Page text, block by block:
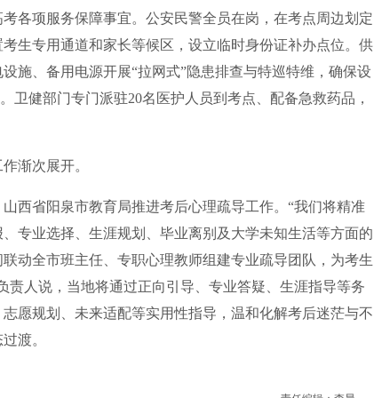
各项服务保障事宜。公安民警全员在岗，在考点周边划定
生专用通道和家长等候区，设立临时身份证补办点位。供
施、备用电源开展“拉网式”隐患排查与特巡特维，确保设
卫健部门专门派驻20名医护人员到考点、配备急救药品，
渐次展开。
省阳泉市教育局推进考后心理疏导工作。“我们将精准
专业选择、生涯规划、毕业离别及大学未知生活等方面的
动全市班主任、专职心理教师组建专业疏导团队，为考生
责人说，当地将通过正向引导、专业答疑、生涯指导等务
愿规划、未来适配等实用性指导，温和化解考后迷茫与不
渡。